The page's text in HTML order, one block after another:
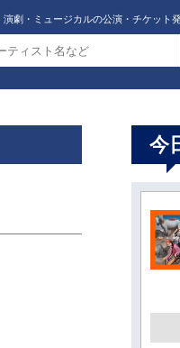
劇・ミュージカルの公演・チケット
今